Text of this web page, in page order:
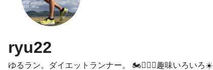
ryu22
ゆるラン。ダイエットランナー。 🏍🏄‍♂️🎸趣味いろいろ☀️